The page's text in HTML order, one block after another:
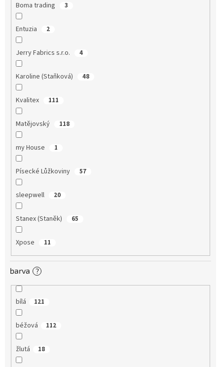
Boma trading 3
Entuzia 2
Jerry Fabrics s.r.o. 4
Karoline (Staňková) 48
Kvalitex 111
Matějovský 118
my House 1
Písecké Lůžkoviny 57
sleepwell 20
Stanex (Staněk) 65
Xpose 11
barva ?
bílá 121
béžová 112
žlutá 18